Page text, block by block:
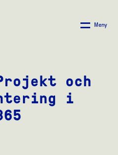
Meny
och
i